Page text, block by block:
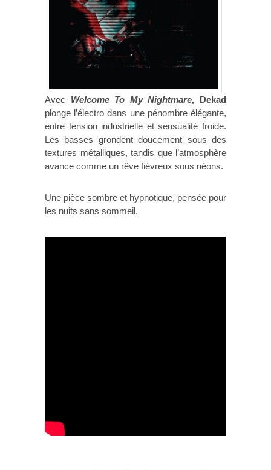
Avec Welcome To My Nightmare, Dekad
plonge l’électro dans une pénombre élégante,
entre tension industrielle et sensualité froide.
Les basses grondent doucement sous des
textures métalliques, tandis que l’atmosphère
avance comme un rêve fiévreux sous néons.
Une pièce sombre et hypnotique, pensée pour
les nuits sans sommeil.